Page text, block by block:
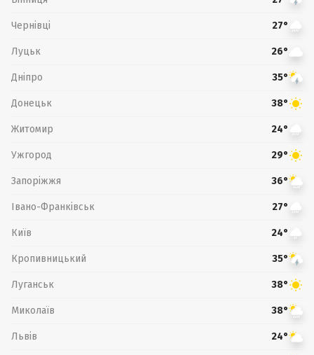
Чернівці 27°
Луцьк 26°
Дніпро 35°
Донецьк 38°
Житомир 24°
Ужгород 29°
Запоріжжя 36°
Івано-Франківськ 27°
Київ 24°
Кропивницький 35°
Луганськ 38°
Миколаїв 38°
Львів 24°